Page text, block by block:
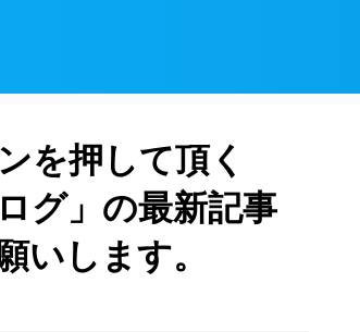
を押して頂く
グ」の最新記事
いします。